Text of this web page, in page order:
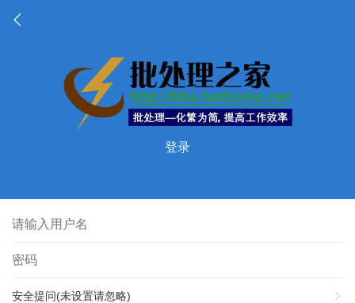
登录
安全提问(未设置请忽略)